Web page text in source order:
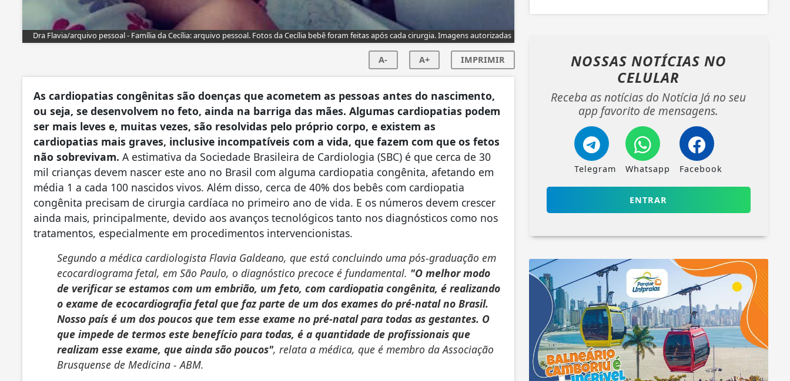
Dra Flavia/arquivo pessoal - Família da Cecília: arquivo pessoal. Fotos da Cecília bebê foram feitas após cada cirurgia. Imagens autorizadas
A- A+ IMPRIMIR
As cardiopatias congênitas são doenças que acometem as pessoas antes do nascimento,
ou seja, se desenvolvem no feto, ainda na barriga das mães. Algumas cardiopatias podem
ser mais leves e, muitas vezes, são resolvidas pelo próprio corpo, e existem as
cardiopatias mais graves, inclusive incompatíveis com a vida, que fazem com que os fetos
não sobrevivam. A estimativa da Sociedade Brasileira de Cardiologia (SBC) é que cerca de 30
mil crianças devem nascer este ano no Brasil com alguma cardiopatia congênita, afetando em
média 1 a cada 100 nascidos vivos. Além disso, cerca de 40% dos bebês com cardiopatia
congênita precisam de cirurgia cardíaca no primeiro ano de vida. E os números devem crescer
ainda mais, principalmente, devido aos avanços tecnológicos tanto nos diagnósticos como nos
tratamentos, especialmente em procedimentos intervencionistas.
Segundo a médica cardiologista Flavia Galdeano, que está concluindo uma pós-graduação em
ecocardiograma fetal, em São Paulo, o diagnóstico precoce é fundamental. "O melhor modo
de verificar se estamos com um embrião, um feto, com cardiopatia congênita, é realizando
o exame de ecocardiografia fetal que faz parte de um dos exames do pré-natal no Brasil.
Nosso país é um dos poucos que tem esse exame no pré-natal para todas as gestantes. O
que impede de termos este benefício para todas, é a quantidade de profissionais que
realizam esse exame, que ainda são poucos", relata a médica, que é membro da Associação
Brusquense de Medicina - ABM.
NOSSAS NOTÍCIAS NO
CELULAR
Receba as notícias do Notícia Já no seu
app favorito de mensagens.
Telegram Whatsapp Facebook
ENTRAR